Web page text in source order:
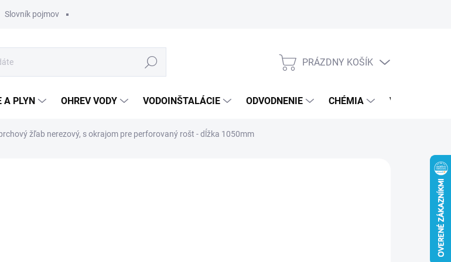
Slovník pojmov
Hľadať
NÁKUPNÝ
PRÁZDNY KOŠÍK
A PLYN OHREV VODY VODOINŠTALÁCIE ODVODNENIE CHÉMIA VEREJNÝ
žľab nerezový, s okrajom pre perforovaný rošt - dĺžka 1050mm